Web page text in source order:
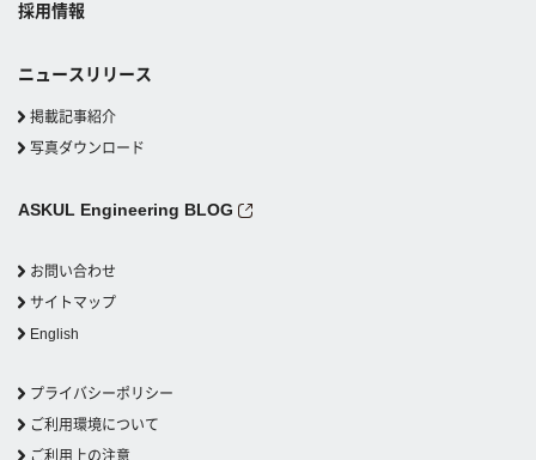
採用情報
ニュースリリース
掲載記事紹介
写真ダウンロード
ASKUL Engineering BLOG
お問い合わせ
サイトマップ
English
プライバシーポリシー
ご利用環境について
ご利用上の注意